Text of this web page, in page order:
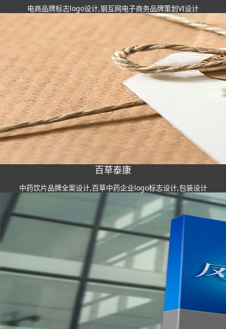
电商品牌标志logo设计,钢互网电子商务品牌策划VI设计
百草泰康
中药饮片品牌全案设计,百草中药企业logo标志设计,包装设计